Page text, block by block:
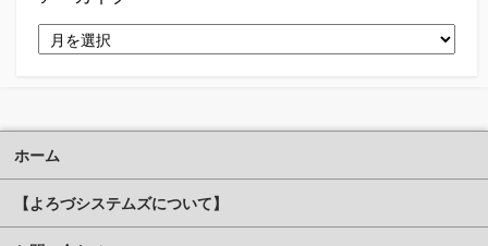
ー
ホーム
【よろづシステムズについて】